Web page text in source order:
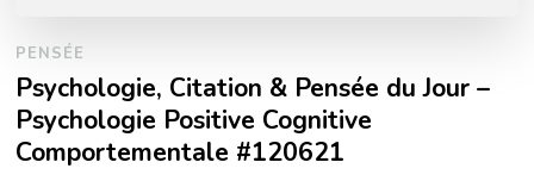
PENSÉE
Psychologie, Citation & Pensée du Jour –
Psychologie Positive Cognitive
Comportementale #120621